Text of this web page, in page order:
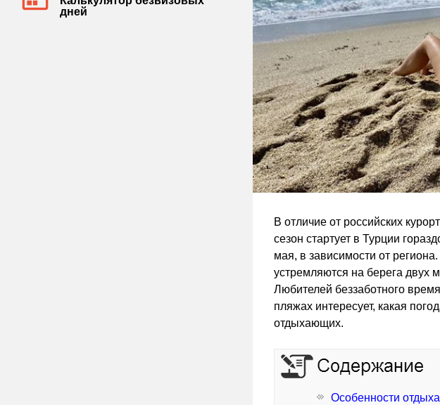
В отличие от российских
сезон стартует в Турции
мая, в зависимости от
устремляются на берега двух
Любителей беззаботного
пляжах интересует, какая
отдыхающих.
Особенности
дней